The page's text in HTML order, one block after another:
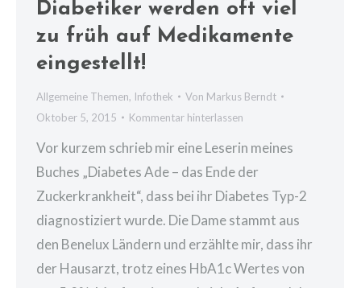
Diabetiker werden oft viel
zu früh auf Medikamente
eingestellt!
Allgemeine Themen, Infothek Von Markus Berndt
Oktober 5, 2015
Kommentar hinterlassen
Vor kurzem schrieb mir eine Leserin meines
Buches „Diabetes Ade – das Ende der
Zuckerkrankheit“, dass bei ihr Diabetes Typ-2
diagnostiziert wurde. Die Dame stammt aus
den Benelux Ländern und erzählte mir, dass ihr
der Hausarzt, trotz eines HbA1c Wertes von